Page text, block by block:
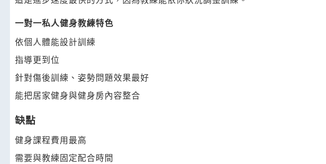
一對一私人健身教練特色
依個人體能設計訓練
指導更到位
針對傷後訓練、姿勢問題效果最好
能把居家健身與健身房內容整合
缺點
健身課程費用最高
需要與教練固定配合時間